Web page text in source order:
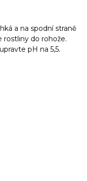
a na spodní straně
do rohože.
pH na 5,5.